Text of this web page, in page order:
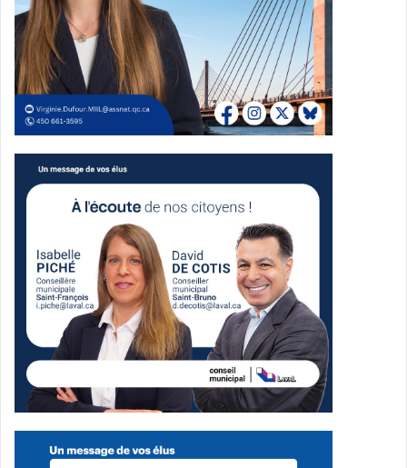
Le ROPPHL est un organisme communautaire de défense
collective des droits et de
promotion des intérêts des personnes handicapées et de
leur famille qui compte 30
associations membres. Il agit comme porte-parole de ses
membres auprès des
organisations publiques sur les enjeux de l’accessibilité
universelle, l’habitation, la vie
sociale et professionnelle et la santé et les services
Média Laval
See Full Bio
Publicité sponsorisée par la conseillère municipale de Saint-François et David
De Cotis, conseiller municipal de Saint-Bruno